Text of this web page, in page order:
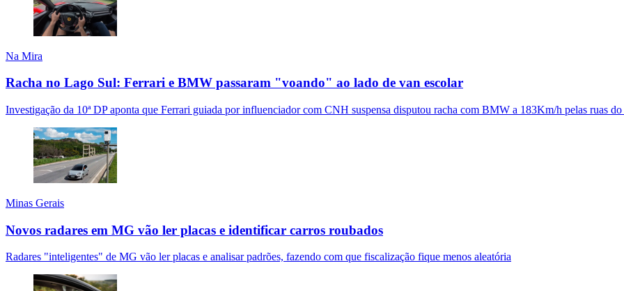
Na Mira
Racha no Lago Sul: Ferrari e BMW passaram "voando" ao lado de van escolar
Investigação da 10ª DP aponta que Ferrari guiada por influenciador com CNH suspensa disputou racha com BMW a 183Km/h pelas ruas
Minas Gerais
Novos radares em MG vão ler placas e identificar carros roubados
Radares "inteligentes" de MG vão ler placas e analisar padrões, fazendo com que fiscalização fique menos aleatória